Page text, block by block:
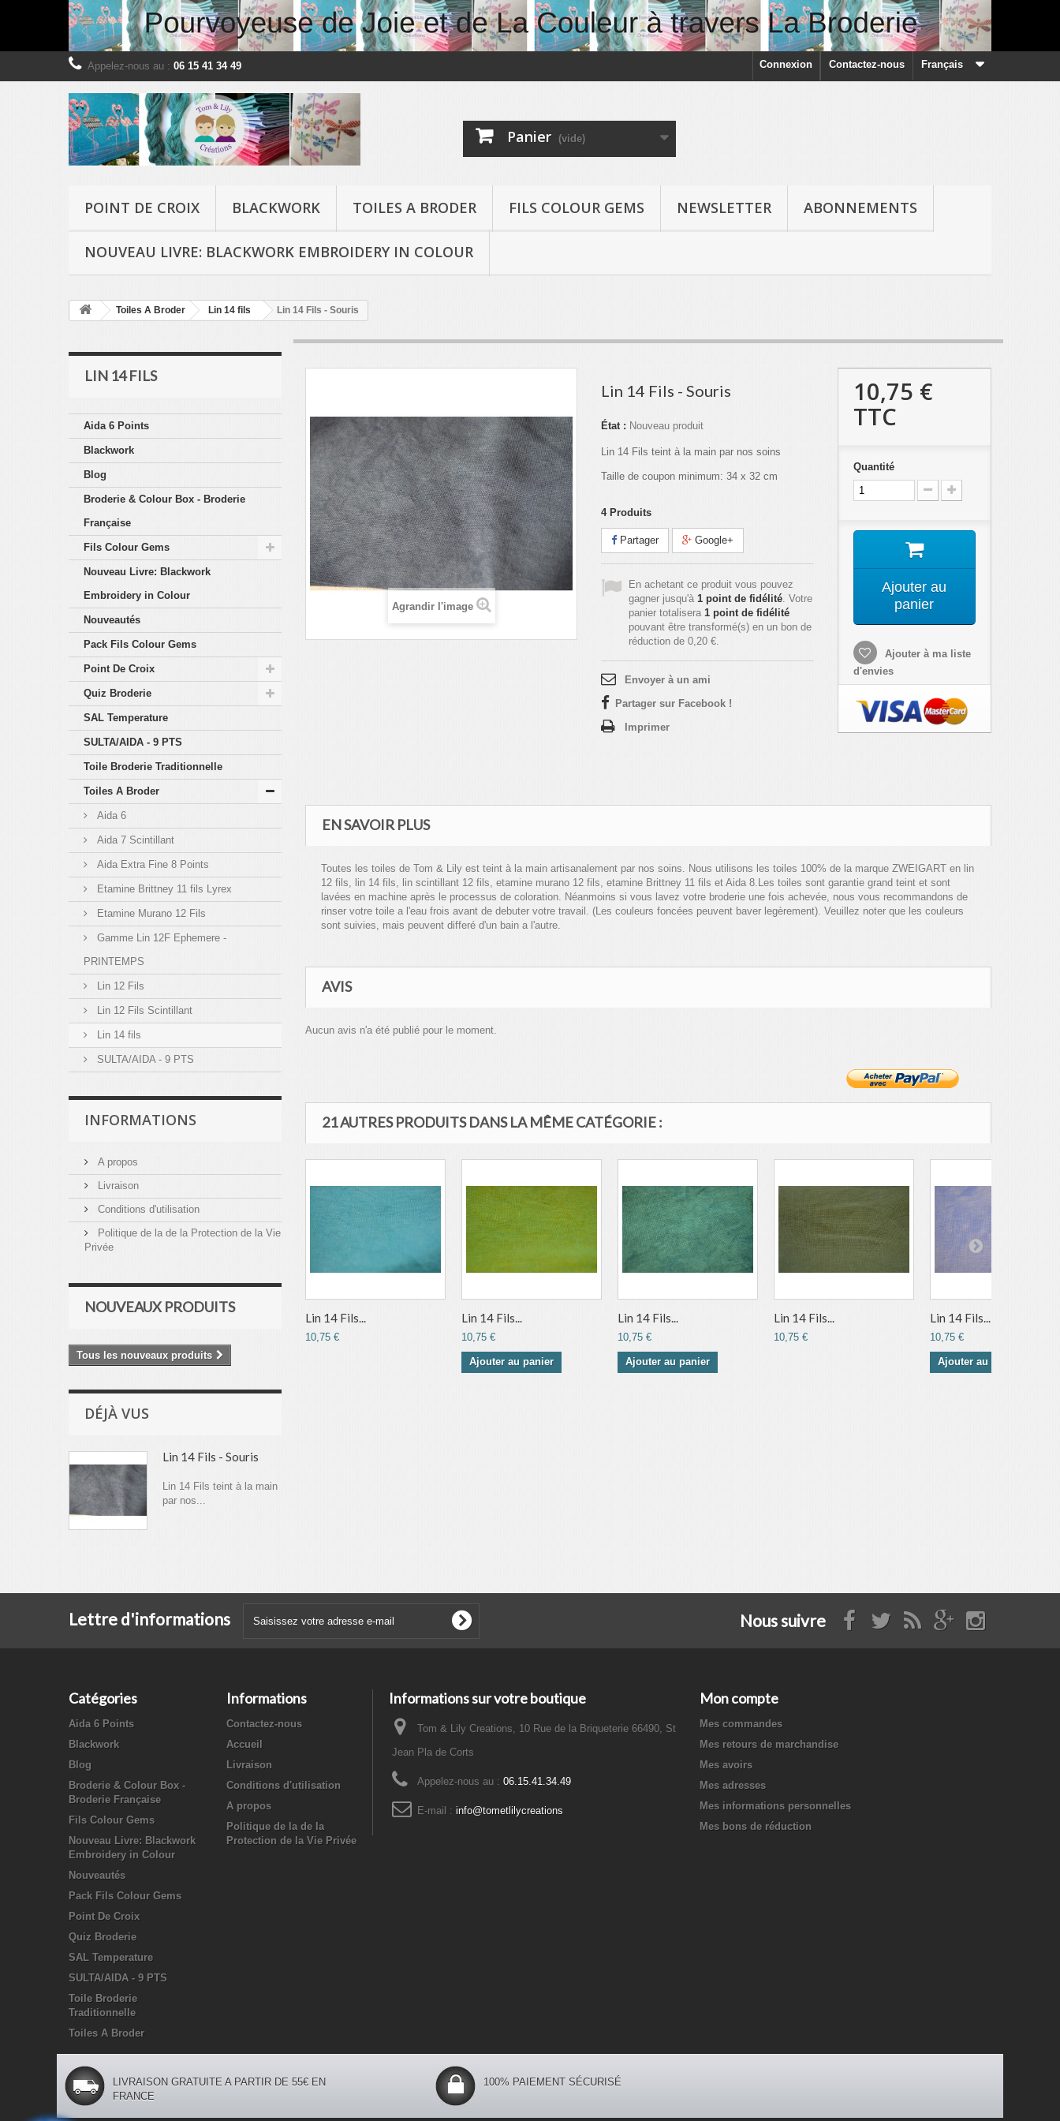
Français
Contactez-nous
Appelez-nous au : 06 15 41 34 49 Connexion
Panier (vide)
POINT DE CROIX BLACKWORK TOILES A BRODER FILS COLOUR GEMS NEWSLETTER ABONNEMENTS
NOUVEAU LIVRE: BLACKWORK EMBROIDERY IN COLOUR
Toiles A Broder Lin 14 fils Lin 14 Fils - Souris
LIN 14 FILS
Aida 6 Points
Blackwork
Blog
Broderie & Colour Box - Broderie
Française
Fils Colour Gems
Nouveau Livre: Blackwork
Embroidery in Colour
Nouveautés
Pack Fils Colour Gems
Point De Croix
Quiz Broderie
SAL Temperature
SULTA/AIDA - 9 PTS
Toile Broderie Traditionnelle
Toiles A Broder
Aida 6
Aida 7 Scintillant
Aida Extra Fine 8 Points
Etamine Brittney 11 fils Lyrex
Etamine Murano 12 Fils
Gamme Lin 12F Ephemere -
PRINTEMPS
Lin 12 Fils
Lin 12 Fils Scintillant
Lin 14 fils
SULTA/AIDA - 9 PTS
INFORMATIONS
A propos
Livraison
Conditions d'utilisation
Politique de la de la Protection de la Vie
Privée
NOUVEAUX PRODUITS
Tous les nouveaux produits
DÉJÀ VUS
Lin 14 Fils - Souris
Lin 14 Fils teint à la main
par nos...
Agrandir l'image
Lin 14 Fils - Souris
État : Nouveau produit
Lin 14 Fils teint à la main par nos soins
Taille de coupon minimum: 34 x 32 cm
4 Produits
Partager Google+
En achetant ce produit vous pouvez
gagner jusqu'à 1 point de fidélité. Votre
panier totalisera 1 point de fidélité
pouvant être transformé(s) en un bon de
réduction de 0,20 €.
Envoyer à un ami
Partager sur Facebook !
Imprimer
10,75 €
TTC
Quantité
Ajouter au
panier
Ajouter à ma liste
d'envies
EN SAVOIR PLUS
Toutes les toiles de Tom & Lily est teint à la main artisanalement par nos soins. Nous utilisons les toiles 100% de la marque ZWEIGART en lin
12 fils, lin 14 fils, lin scintillant 12 fils, etamine murano 12 fils, etamine Brittney 11 fils et Aida 8.Les toiles sont garantie grand teint et sont
lavées en machine après le processus de coloration. Néanmoins si vous lavez votre broderie une fois achevée, nous vous recommandons de
rinser votre toile a l'eau frois avant de debuter votre travail. (Les couleurs foncées peuvent baver legèrement). Veuillez noter que les couleurs
sont suivies, mais peuvent differé d'un bain a l'autre.
AVIS
Aucun avis n'a été publié pour le moment.
21 AUTRES PRODUITS DANS LA MÊME CATÉGORIE :
Lin 14 Fils...
10,75 €
Lin 14 Fils...
10,75 €
Ajouter au panier
Lin 14 Fils...
10,75 €
Ajouter au panier
Lin 14 Fils...
10,75 €
Lin 14 Fils...
10,75 €
Ajouter au panier
Lettre d'informations Nous suivre
Catégories
Aida 6 Points
Blackwork
Blog
Broderie & Colour Box -
Broderie Française
Fils Colour Gems
Nouveau Livre: Blackwork
Embroidery in Colour
Nouveautés
Pack Fils Colour Gems
Point De Croix
Quiz Broderie
SAL Temperature
SULTA/AIDA - 9 PTS
Toile Broderie
Traditionnelle
Toiles A Broder
Informations
Contactez-nous
Accueil
Livraison
Conditions d'utilisation
A propos
Politique de la de la
Protection de la Vie Privée
Informations sur votre boutique
Tom & Lily Creations, 10 Rue de la Briqueterie 66490, St
Jean Pla de Corts
Appelez-nous au : 06.15.41.34.49
E-mail : info@tometlilycreations
Mon compte
Mes commandes
Mes retours de marchandise
Mes avoirs
Mes adresses
Mes informations personnelles
Mes bons de réduction
LIVRAISON GRATUITE A PARTIR DE 55€ EN
FRANCE
100% PAIEMENT SÉCURISÉ